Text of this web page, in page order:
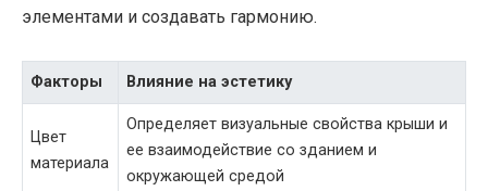
элементами и создавать гармонию.
Факторы Влияние на эстетику
Цвет
материала
Определяет визуальные свойства крыши и
ее взаимодействие со зданием и
окружающей средой